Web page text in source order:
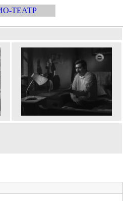
ТЕАТР